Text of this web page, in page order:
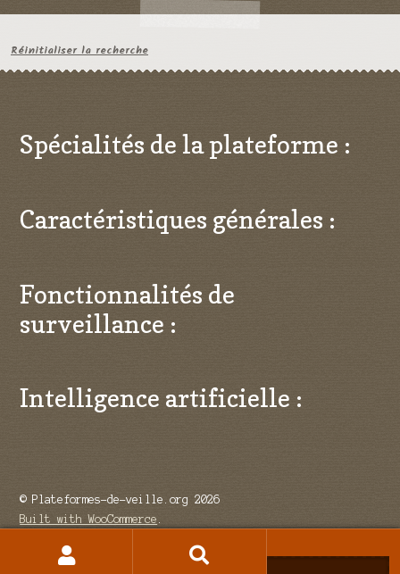
Réinitialiser la recherche
Spécialités de la plateforme :
Caractéristiques générales :
Fonctionnalités de
surveillance :
Intelligence artificielle :
© Plateformes-de-veille.org 2026
Built with WooCommerce
Recherche